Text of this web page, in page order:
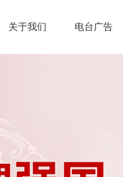
关于我们 电台广告